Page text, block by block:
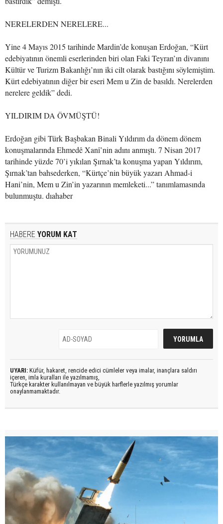
NERELERDEN NERELERE...
Yine 4 Mayıs 2015 tarihinde Mardin’de konuşan Erdoğan, “Kürt
edebiyatının önemli eserlerinden biri olan Faki Teyran’ın divanını
Kültür ve Turizm Bakanlığı’nın iki cilt olarak bastığını söylemiştim.
Kürt edebiyatının diğer bir eseri Mem u Zin de basıldı. Nerelerden
nerelere geldik” dedi.
YILDIRIM DA ÖVMÜŞTÜ!
Erdoğan gibi Türk Başbakan Binali Yıldırım da dönem dönem
konuşmalarında Ehmedê Xanî’nin adını anmıştı. 7 Nisan 2017
tarihinde yüzde 70’i yıkılan Şırnak’ta konuşma yapan Yıldırım,
Şırnak’tan bahsederken, “Kürtçe’nin büyük yazarı Ahmad-i
Hani’nin, Mem u Zin’in yazarının memleketi...” tanımlamasında
bulunmuştu. dıahaber
HABERE YORUM KAT
UYARI: Küfür, hakaret, rencide edici cümleler veya imalar, inançlara saldırı
içeren, imla kuralları ile yazılmamış,
Türkçe karakter kullanılmayan ve büyük harflerle yazılmış yorumlar
onaylanmamaktadır.